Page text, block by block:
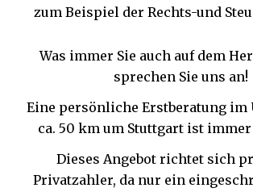
zum Beispiel der Rechts-und
Was immer Sie auch auf dem
sprechen Sie uns an!
Eine persönliche Erstberatung im
ca. 50 km um Stuttgart ist
Dieses Angebot richtet sich
Privatzahler, da nur ein